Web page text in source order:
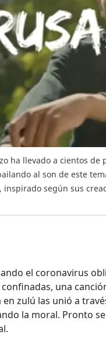
ha llevado a cientos de
al son de este
inspirado según sus
el coronavirus
una
zulú las unió a
la moral. Pronto